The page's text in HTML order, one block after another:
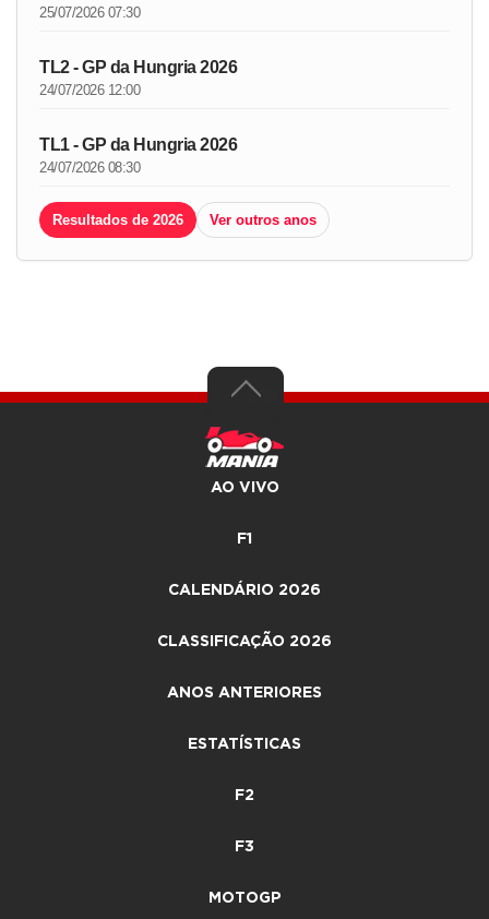
25/07/2026 07:30
TL2 - GP da Hungria 2026
24/07/2026 12:00
TL1 - GP da Hungria 2026
24/07/2026 08:30
Resultados de 2026 Ver outros anos
AO VIVO
F1
CALENDÁRIO 2026
CLASSIFICAÇÃO 2026
ANOS ANTERIORES
ESTATÍSTICAS
F2
F3
MOTOGP